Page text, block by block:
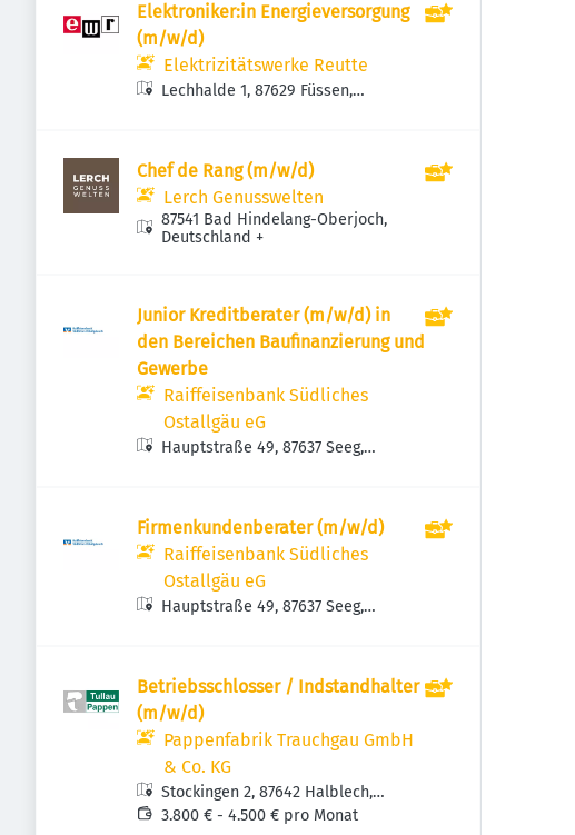
Elektroniker:in Energieversorgung
(m/w/d)
Elektrizitätswerke Reutte
Lechhalde 1, 87629 Füssen,
Chef de Rang (m/w/d)
Lerch Genusswelten
87541 Bad Hindelang-Oberjoch,
Deutschland +
Junior Kreditberater (m/w/d) in
den Bereichen Baufinanzierung und
Gewerbe
Raiffeisenbank Südliches
Ostallgäu eG
Hauptstraße 49, 87637 Seeg,
Firmenkundenberater (m/w/d)
Raiffeisenbank Südliches
Ostallgäu eG
Hauptstraße 49, 87637 Seeg,
Betriebsschlosser / Indstandhalter
(m/w/d)
Pappenfabrik Trauchgau GmbH
& Co. KG
Stockingen 2, 87642 Halblech,
Deutschland
3.800 € - 4.500 € pro Monat